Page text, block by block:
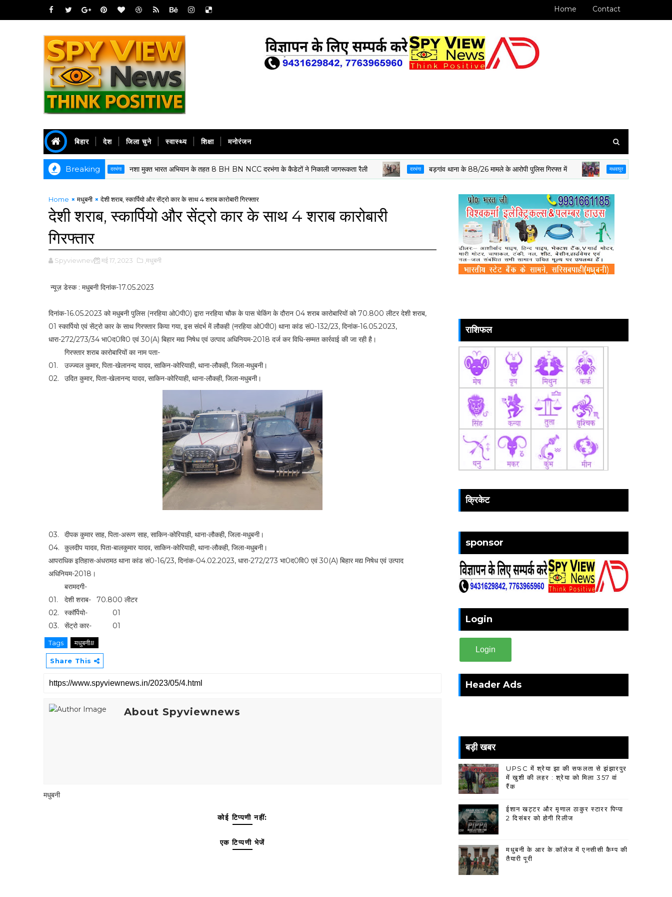
Home Contact
बिहार देश जिला चुने स्वास्थ्य शिक्षा मनोरंजन
Breaking
दरभंगा नशा मुक्त भारत अभियान के तहत 8 BH BN NCC दरभंगा के कैडेटों ने निकाली जागरूकता रैली दरभंगा बड़गांव थाना के 88/26 मामले के आरोपी पुलिस गिरफ्त में मधवापुर बिरित में सहनी समाज ने
Home मधुबनी देशी शराब, स्कार्पियो और सेंट्रो कार के साथ 4 शराब कारोबारी गिरफ्तार
देशी शराब, स्कार्पियो और सेंट्रो कार के साथ 4 शराब कारोबारी
गिरफ्तार
Spyviewnews मई 17, 2023 ,मधुबनी
न्यूज़ डेस्क : मधुबनी दिनांक-17.05.2023
दिनांक-16.05.2023 को मधुबनी पुलिस (नरहिया ओ0पी0) द्वारा नरहिया चौक के पास चेकिंग के दौरान 04 शराब कारोबारियों को 70.800 लीटर देशी शराब,
01 स्कार्पियो एवं सेंट्रो कार के साथ गिरफ्तार किया गया, इस संदर्भ में लौकही (नरहिया ओ0पी0) थाना कांड सं0-132/23, दिनांक-16.05.2023,
धारा-272/273/34 भा0द0वि0 एवं 30(A) बिहार मद्य निषेध एवं उत्पाद अधिनियम-2018 दर्ज कर विधि-सम्मत कार्रवाई की जा रही है।
गिरफ्तार शराब कारोबारियों का नाम पता-
01.
उज्ज्वल कुमार, पिता-खेलानन्द यादव, साकिन-कोरियाही, थाना-लौकही, जिला-मधुबनी।
02.
उदित कुमार, पिता-खेलानन्द यादव, साकिन-कोरियाही, थाना-लौकही, जिला-मधुबनी।
03.
दीपक कुमार साह, पिता-अरूण साह, साकिन-कोरियाही, थाना-लौकही, जिला-मधुबनी।
04.
कुलदीप यादव, पिता-बालकुमार यादव, साकिन-कोरियाही, थाना-लौकही, जिला-मधुबनी।
आपराधिक इतिहास-अंधरामठ थाना कांड सं0-16/23, दिनांक-04.02.2023, धारा-272/273 भा0द0वि0 एवं 30(A) बिहार मद्य निषेध एवं उत्पाद
अधिनियम-2018।
बरामदगी-
01.
देशी शराब-
70.800 लीटर
02.
स्काॅर्पियो-
01
03.
सेंट्रो कार- 01
Tags मधुबनी#
Share This
About Spyviewnews
मधुबनी
कोई टिप्पणी नहीं:
एक टिप्पणी भेजें
राशिफल
क्रिकेट
sponsor
Login
Login
Header Ads
बड़ी खबर
UPSC में श्रेया झा की सफलता से झंझारपुर
में खुशी की लहर : श्रेया को मिला 357 वां
रैंक
ईशान खट्टर और मृणाल ठाकुर स्टारर पिप्पा
2 दिसंबर को होगी रिलीज
मधुबनी के आर के.कॉलेज में एनसीसी कैम्प की
तैयारी पूरी